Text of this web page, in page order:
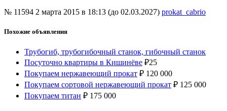
№ 11594 2 марта 2015 в 18:13 (до 02.03.2027) prokat_cabrio
Похожие объявления
Трубогиб, трубогибочный станок, гибочный станок
Посуточно квартиры в Кишинёве ₽25
Покупаем нержавеющий прокат ₽ 120 000
Покупаем сортовой нержавеющий прокат ₽ 125 000
Покупаем титан ₽ 175 000